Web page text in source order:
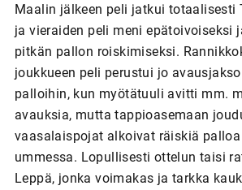
Maalin jälkeen peli jatkui totaalisesti
ja vieraiden peli meni epätoivoiseksi
pitkän pallon roiskimiseksi.
joukkueen peli perustui jo
palloihin, kun myötätuuli avitti mm.
avauksia, mutta tappioasemaan
vaasalaispojat alkoivat räiskiä
ummessa. Lopullisesti ottelun taisi
Leppä, jonka voimakas ja tarkka